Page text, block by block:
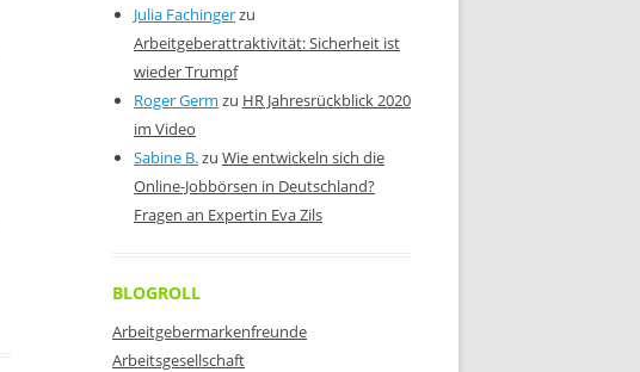
Julia Fachingerzu
Arbeitgeberattraktivität: Sicherheit ist
wieder Trumpf
Roger Germ zu HR Jahresrückblick 2020
im Video
Sabine B.zu Wie entwickeln sich die
Online-Jobbörsen in Deutschland?
Fragen an Expertin Eva Zils
BLOGROLL
Arbeitgebermarkenfreunde
Arbeitsgesellschaft